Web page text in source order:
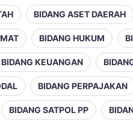
BIDANG ASET DAERAH
BIDANG HUKUM
BIDANG KEUANGAN
BIDANG PERPAJAKAN
BIDANG SATPOL PP